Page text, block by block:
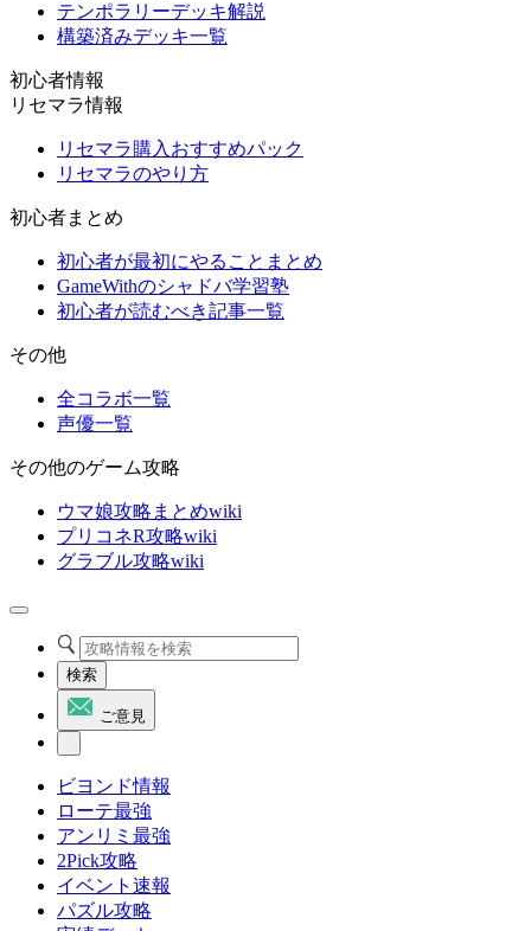
テンポラリーデッキ解説
構築済みデッキ一覧
初心者情報
リセマラ情報
リセマラ購入おすすめパック
リセマラのやり方
初心者まとめ
初心者が最初にやることまとめ
GameWithのシャドバ学習塾
初心者が読むべき記事一覧
その他
全コラボ一覧
声優一覧
その他のゲーム攻略
ウマ娘攻略まとめwiki
プリコネR攻略wiki
グラブル攻略wiki
検索
ご意見
ビヨンド情報
ローテ最強
アンリミ最強
2Pick攻略
イベント速報
パズル攻略